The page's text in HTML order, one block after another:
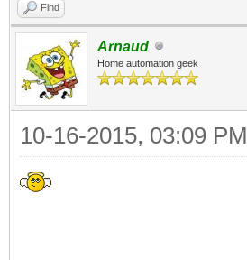
Find
Arnaud
Home automation geek
10-16-2015, 03:09 PM